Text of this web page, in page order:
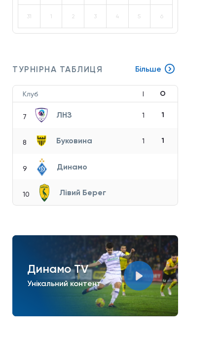
31 1 2 3 4 5 6
ТУРНІРНА ТАБЛИЦЯ Більше
Клуб І О
7 ЛНЗ 1 1
8 Буковина 1 1
9 Динамо
10 Лівий Берег
Динамо TV
Унікальний контент